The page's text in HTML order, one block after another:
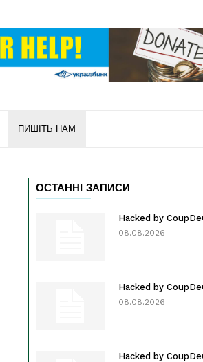
ПИШІТЬ НАМ
ОСТАННІ ЗАПИСИ
Hacked by
08.08.2026
Hacked by
08.08.2026
Hacked by